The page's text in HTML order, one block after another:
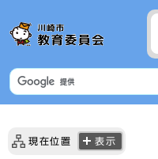
現在位置 表示